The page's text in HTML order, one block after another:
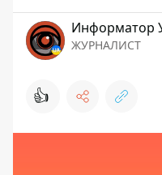
Информатор
ЖУРНАЛИСТ
👍